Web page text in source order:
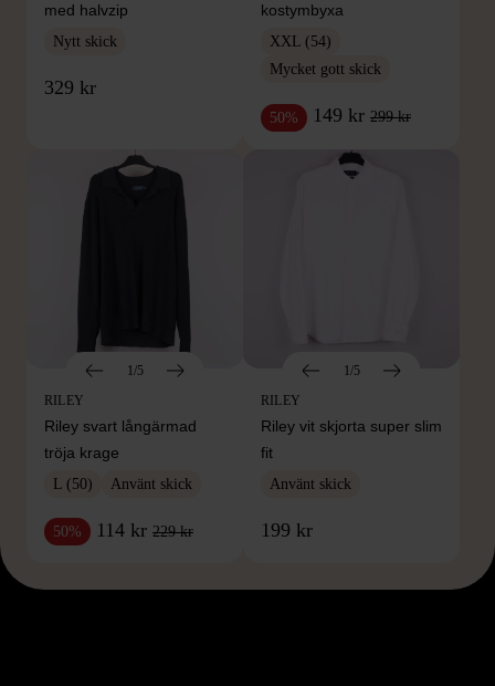
med halvzip
Nytt skick
329 kr
kostymbyxa
XXL (54)
Mycket gott skick
50% 149 kr 299 kr
1/5
RILEY
Riley svart långärmad
tröja krage
L (50) Använt skick
50% 114 kr 229 kr
1/5
RILEY
Riley vit skjorta super slim
fit
Använt skick
199 kr